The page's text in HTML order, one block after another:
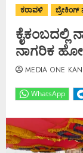
ಕರಾವಳಿ ಬ್ರೇಕಿಂಗ್
ಕೈಕಂಬದಲ್ಲಿ
ನಾಗರಿಕ
WhatsApp
MEDIA ONE